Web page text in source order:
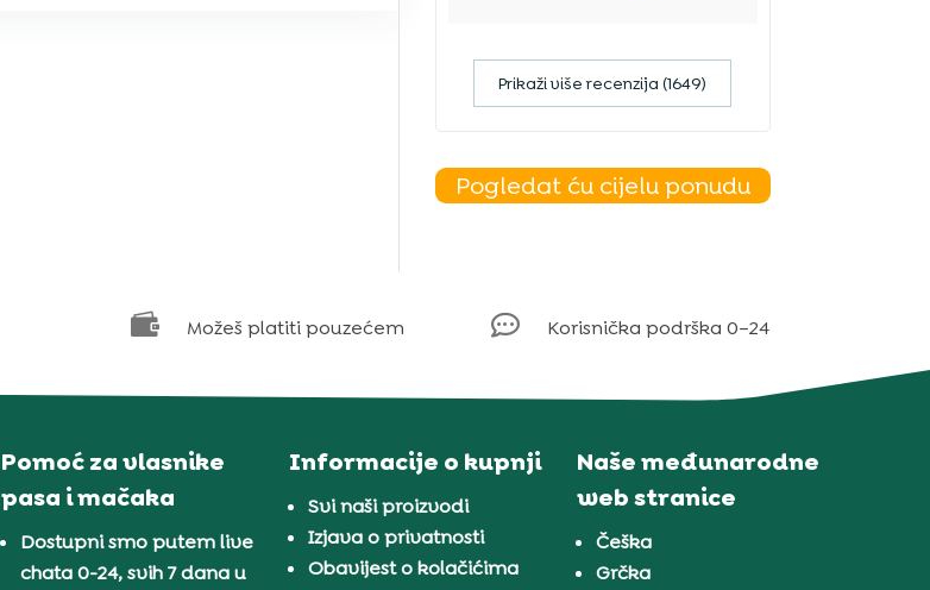
Prikaži više recenzija (1649)
Pogledat ću cijelu ponudu
 Možeš platiti pouzećem  Korisnička podrška 0–24
Pomoć za vlasnike
pasa i mačaka
Dostupni smo putem live
chata 0-24, svih 7 dana u
Informacije o kupnji
Svi naši proizvodi
Izjava o privatnosti
Obavijest o kolačićima
Naše međunarodne
web stranice
Češka
Grčka